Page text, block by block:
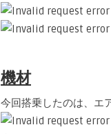
機材
今回搭乗したのは、エ